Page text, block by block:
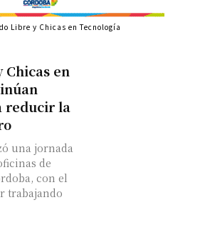
en
reducir la
una jornada
de
con el
trabajando
Libre y Chicas en Tecnología